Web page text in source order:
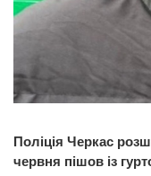
Поліція Черкас
червня пішов із